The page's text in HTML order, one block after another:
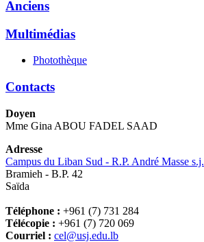
Anciens
Multimédias
Photothèque
Contacts
Doyen
Mme Gina ABOU FADEL SAAD
Adresse
Campus du Liban Sud - R.P. André Masse s.j.
Bramieh - B.P. 42
Saïda
Téléphone : +961 (7) 731 284
Télécopie : +961 (7) 720 069
Courriel : cel@usj.edu.lb